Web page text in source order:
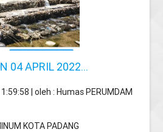
04 APRIL 2022...
| oleh : Humas PERUMDAM
KOTA PADANG